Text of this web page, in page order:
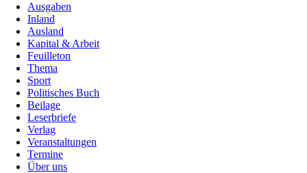
Ausgaben
Inland
Ausland
Kapital & Arbeit
Feuilleton
Thema
Sport
Politisches Buch
Beilage
Leserbriefe
Verlag
Veranstaltungen
Termine
Über uns